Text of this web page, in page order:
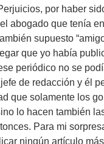
por haber
abogado que tenía
supuesto
que yo había
periódico no se
de redacción y él
que solamente los
lo hacen también
Para mi
ningún artículo